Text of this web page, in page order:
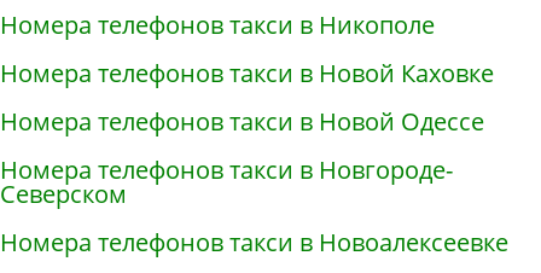
Номера телефонов такси в Никополе
Номера телефонов такси в Новой Каховке
Номера телефонов такси в Новой Одессе
Номера телефонов такси в Новгороде-
Северском
Номера телефонов такси в Новоалексеевке